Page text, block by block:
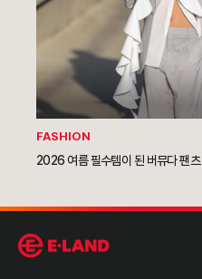
FASHION
2026 여름 필수템이 된 버뮤다 팬츠